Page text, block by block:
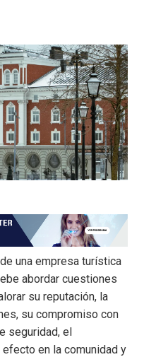
una empresa turística
abordar cuestiones
su reputación, la
su compromiso con
seguridad, el
en la comunidad y